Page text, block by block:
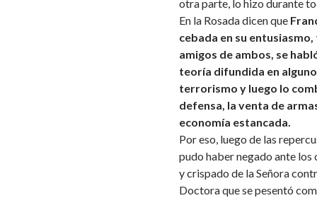
otra parte, lo hizo durante
En la Rosada dicen que
cebada en su
amigos de ambos, se
teoría difundida en
terrorismo y luego lo
defensa, la venta de
economía estancada.
Por eso, luego de las
pudo haber negado ante
y crispado de la Señora
Doctora que se pesentó